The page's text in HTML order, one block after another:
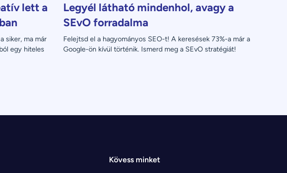
lett a
siker, ma már
egy hiteles
Legyél látható mindenhol, avagy a
SEvO forradalma
Felejtsd el a hagyományos SEO-t! A keresések 73%-a már a
Google-ön kívül történik. Ismerd meg a SEvO stratégiát!
Kövess minket